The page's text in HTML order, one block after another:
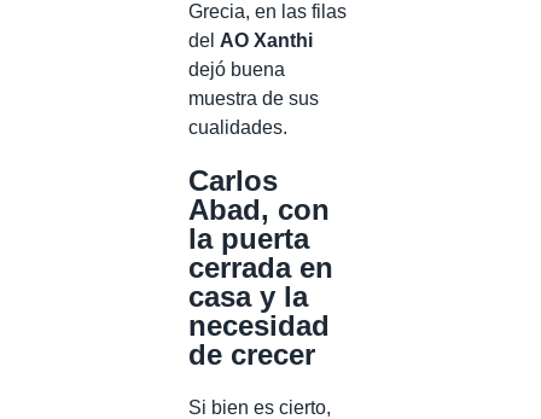
Grecia, en las filas
del AO Xanthi
dejó buena
muestra de sus
cualidades.
Carlos
Abad, con
la puerta
cerrada en
casa y la
necesidad
de crecer
Si bien es cierto,